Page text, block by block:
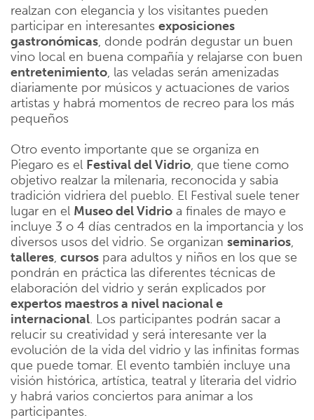
realzan con elegancia y los visitantes pueden
participar en interesantes exposiciones
gastronómicas, donde podrán degustar un buen
vino local en buena compañía y relajarse con buen
entretenimiento, las veladas serán amenizadas
diariamente por músicos y actuaciones de varios
artistas y habrá momentos de recreo para los más
pequeños
Otro evento importante que se organiza en
Piegaro es el Festival del Vidrio, que tiene como
objetivo realzar la milenaria, reconocida y sabia
tradición vidriera del pueblo. El Festival suele tener
lugar en el Museo del Vidrio a finales de mayo e
incluye 3 o 4 días centrados en la importancia y los
diversos usos del vidrio. Se organizan seminarios,
talleres, cursos para adultos y niños en los que se
pondrán en práctica las diferentes técnicas de
elaboración del vidrio y serán explicados por
expertos maestros a nivel nacional e
internacional. Los participantes podrán sacar a
relucir su creatividad y será interesante ver la
evolución de la vida del vidrio y las infinitas formas
que puede tomar. El evento también incluye una
visión histórica, artística, teatral y literaria del vidrio
y habrá varios conciertos para animar a los
participantes.